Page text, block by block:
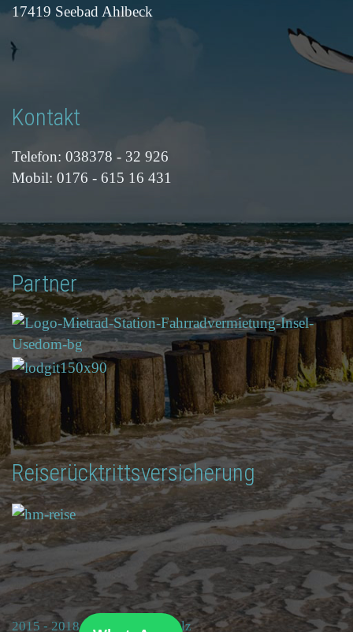
17419 Seebad Ahlbeck
Kontakt
Telefon: 038378 - 32 926
Mobil: 0176 - 615 16 431
Partner
Reiserücktrittsversicherung
2015 - 2018 © Ferienhof Schulz